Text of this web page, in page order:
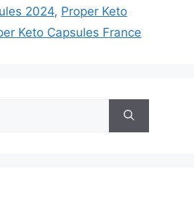
2024, Proper Keto
Keto Capsules France